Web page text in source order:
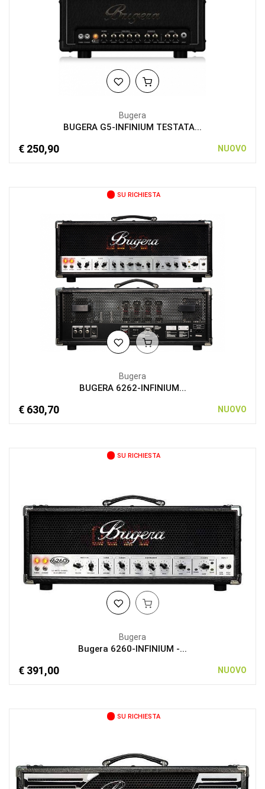
Bugera
BUGERA G5-INFINIUM TESTATA...
€ 250,90 NUOVO
SU RICHIESTA
Bugera
BUGERA 6262-INFINIUM...
€ 630,70 NUOVO
SU RICHIESTA
Bugera
Bugera 6260-INFINIUM -...
€ 391,00 NUOVO
SU RICHIESTA